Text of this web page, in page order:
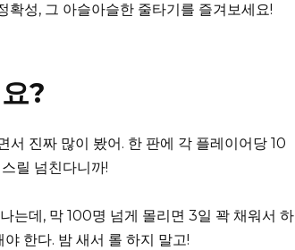
성, 그 아슬아슬한 줄타기를 즐겨보세요!
?
진짜 많이 봤어. 한 판에 각 플레이어당 10
릴 넘친다니까!
는데, 막 100명 넘게 몰리면 3일 꽉 채워서 하
한다. 밤 새서 롤 하지 말고!